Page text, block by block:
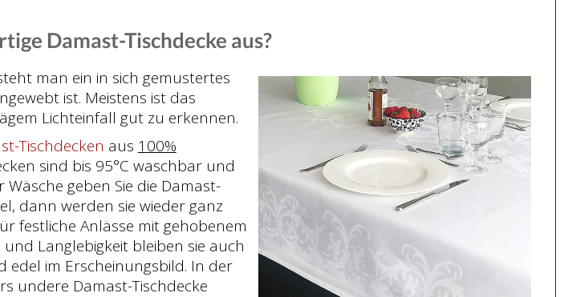
Damast-Tischdecke aus?
man ein in sich gemustertes
ist. Meistens ist das
Lichteinfall gut zu erkennen.
Tischdecken aus 100%
sind bis 95°C waschbar und
geben Sie die Damast-
dann werden sie wieder ganz
festliche Anlässe mit gehobenem
Langlebigkeit bleiben sie auch
edel im Erscheinungsbild. In der
undere Damast-Tischdecke